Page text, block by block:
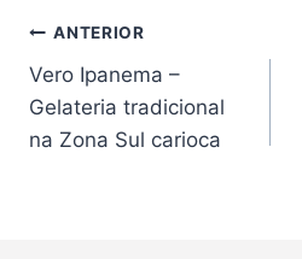
Navegação
de
Post
ANTERIOR
Vero Ipanema –
Gelateria tradicional
na Zona Sul carioca